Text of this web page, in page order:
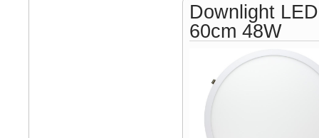
Downlight
60cm 48W